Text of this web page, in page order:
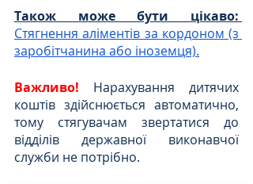
Також може бути цікаво:
Стягнення аліментів за кордоном (з
заробітчанина або іноземця).
Важливо! Нарахування дитячих
коштів здійснюється автоматично,
тому стягувачам звертатися до
відділів державної виконавчої
служби не потрібно.